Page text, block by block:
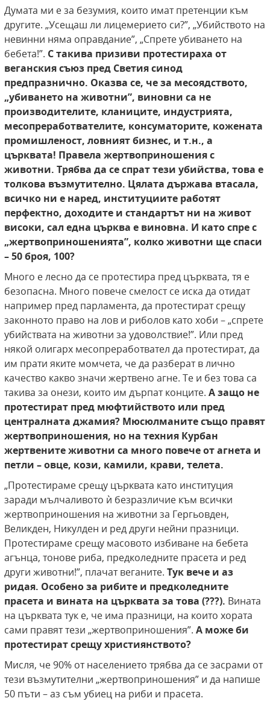
Думата ми е за безумия, които имат претенции към
другите. „Усещаш ли лицемерието си?”, „Убийството на
невинни няма оправдание”, „Спрете убиването на
бебета!”. С такива призиви протестираха от
веганския съюз пред Светия синод
предпразнично. Оказва се, че за месоядството,
„убиването на животни”, виновни са не
производителите, кланиците, индустрията,
месопреработвателите, консуматорите, кожената
промишленост, ловният бизнес, и т.н., а
църквата! Правела жертвоприношения с
животни. Трябва да се спрат тези убийства, това е
толкова възмутително. Цялата държава втасала,
всичко ни е наред, институциите работят
перфектно, доходите и стандартът ни на живот
високи, сал една църква е виновна. И като спре с
„жертвоприношенията”, колко животни ще спаси
– 50 броя, 100?
Много е лесно да се протестира пред църквата, тя е
безопасна. Много повече смелост се иска да отидат
например пред парламента, да протестират срещу
законното право на лов и риболов като хоби – „спрете
убийствата на животни за удоволствие!”. Или пред
някой олигарх месопреработвател да протестират, да
им прати яките момчета, че да разберат в лично
качество какво значи жертвено агне. Те и без това са
такива за онези, които им дърпат конците. А защо не
протестират пред мюфтийството или пред
централната джамия? Мюсюлманите също правят
жертвоприношения, но на техния Курбан
жертвените животни са много повече от агнета и
петли – овце, кози, камили, крави, телета.
„Протестираме срещу църквата като институция
заради мълчаливото ѝ безразличие към всички
жертвоприношения на животни за Гергьовден,
Великден, Никулден и ред други нейни празници.
Протестираме срещу масовото избиване на бебета
агънца, тонове риба, предколедните прасета и ред
други животни!”, плачат веганите. Тук вече и аз
ридая. Особено за рибите и предколедните
прасета и вината на църквата за това (???). Вината
на църквата тук е, че има празници, на които хората
сами правят тези „жертвоприношения”. А може би
протестират срещу християнството?
Мисля, че 90% от населението трябва да се засрами от
тези възмутителни „жертвоприношения” и да напише
50 пъти – аз съм убиец на риби и прасета.